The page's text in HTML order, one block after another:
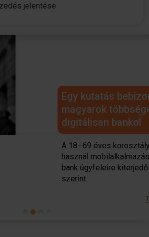
jelentése
bebizonyította: a
többsége már
bankol
éves korosztály 74%-a
mobilalkalmazást a nyolc
kiterjedő kutatás
Next